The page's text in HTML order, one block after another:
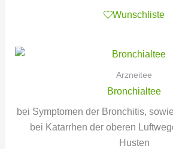
Wunschliste
Arzneitee
Bronchialtee
bei Symptomen der Bronchitis,
bei Katarrhen der oberen
Husten